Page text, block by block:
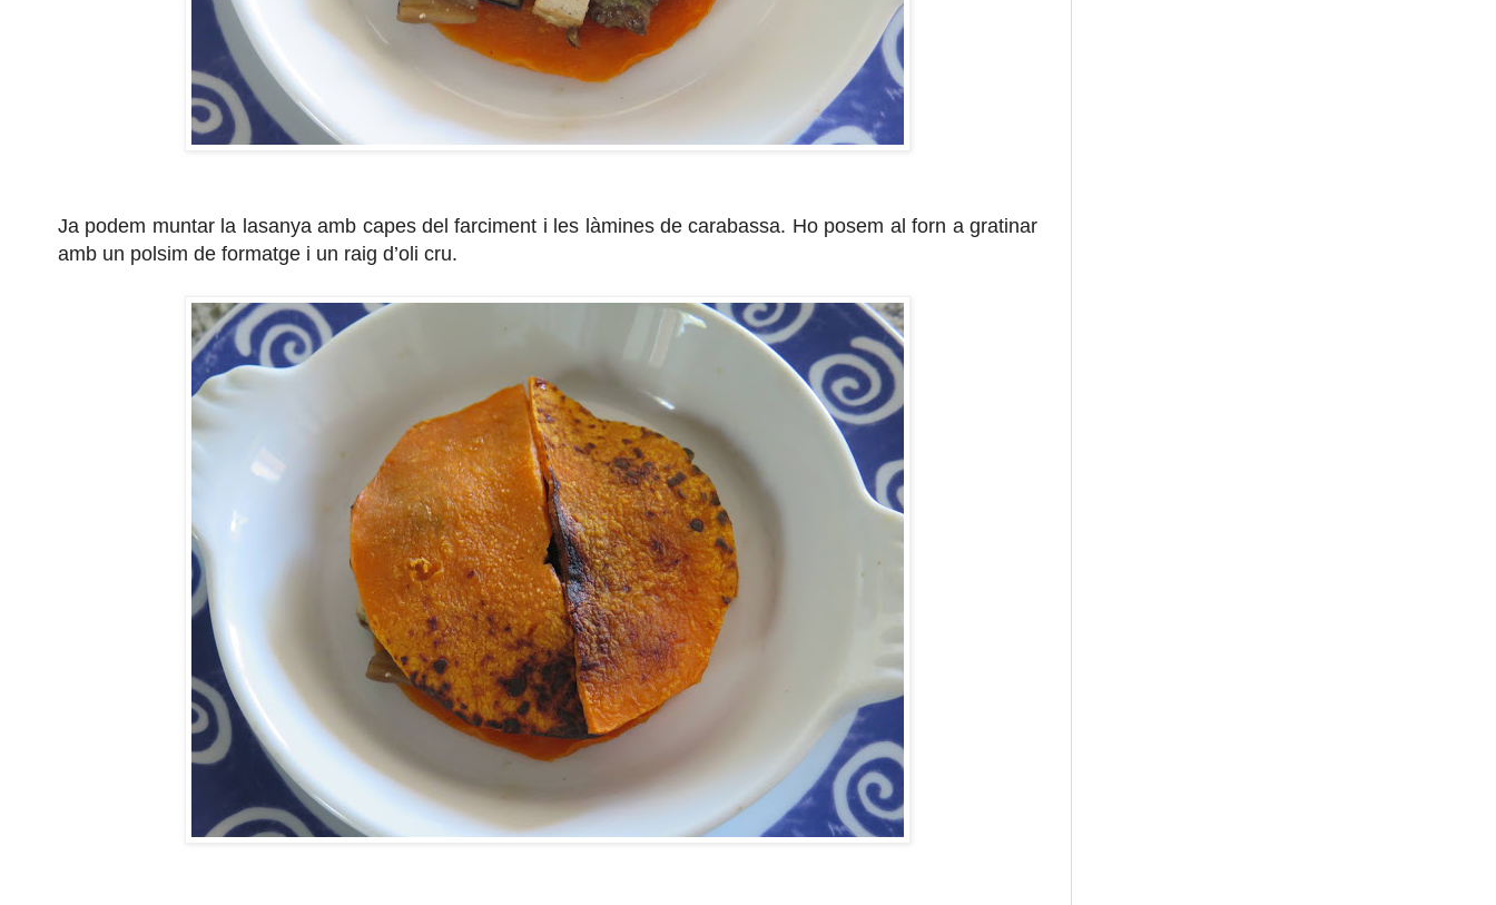
Ja podem muntar la lasanya amb capes del farciment i les làmines de carabassa. Ho posem al forn a gratinar
amb un polsim de formatge i un raig d’oli cru.